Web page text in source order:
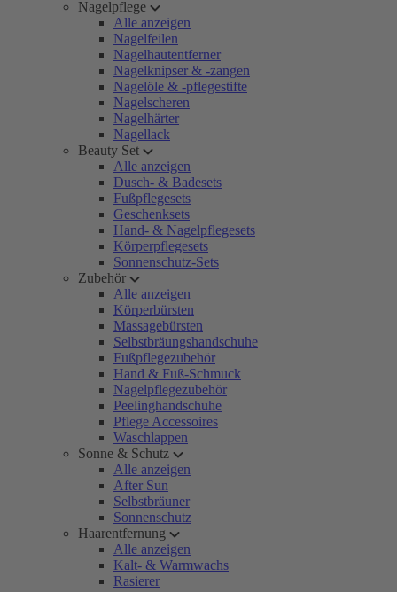
Nagelpflege
Alle anzeigen
Nagelfeilen
Nagelhautentferner
Nagelknipser & -zangen
Nagelöle & -pflegestifte
Nagelscheren
Nagelhärter
Nagellack
Beauty Set
Alle anzeigen
Dusch- & Badesets
Fußpflegesets
Geschenksets
Hand- & Nagelpflegesets
Körperpflegesets
Sonnenschutz-Sets
Zubehör
Alle anzeigen
Körperbürsten
Massagebürsten
Selbstbräungshandschuhe
Fußpflegezubehör
Hand & Fuß-Schmuck
Nagelpflegezubehör
Peelinghandschuhe
Pflege Accessoires
Waschlappen
Sonne & Schutz
Alle anzeigen
After Sun
Selbstbräuner
Sonnenschutz
Haarentfernung
Alle anzeigen
Kalt- & Warmwachs
Rasierer